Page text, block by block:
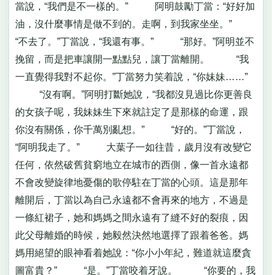
當說，“我們是不一樣的。” 阿明鼓勵丁當：“好好加
油，沒什麼事情是做不到的。走啊，到我家坐坐。”
“不去了。”丁當說，“我還有事。” “那好。”阿明並不
挽留，而是把車讓開一點點兒，讓丁當離開。 “我
一直覺得我對不起你。”丁當努力笑着說，“你妹妹……”
“沒有啊。”阿明打斷她說，“我都沒見過比你更善良
的女孩子呢，我妹妹生下來就註定了是那樣的命運，跟
你沒有關係，你千萬別亂想。” “好的。”丁當說，
“阿明我走了。” 大葉子一如往昔，歲月沒有改變它
任何，依然破舊貧窮地立在城市的西側，像一首永遠都
不會改變旋律地憂傷的歌停駐在丁當的心頭。這是那年
離開后，丁當以為自己永遠都不會再來的地方，不過是
一條紅裙子，她和媽媽之間永遠有了縫不好的裂痕，因
此父母離婚的時候，她毅然決然地選擇了跟着爸爸。媽
媽用絕望的眼神看着她說：“你小小年紀，難道就這麼貪
圖富貴？” “是。”丁當咬着牙說。 “你要的，我